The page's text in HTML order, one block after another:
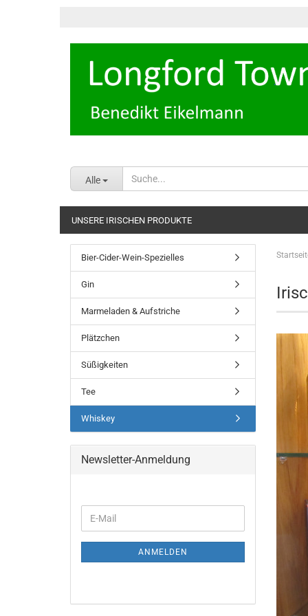
Alle
UNSERE IRISCHEN PRODUKTE
Bier-Cider-Wein-Spezielles
Gin
Marmeladen & Aufstriche
Plätzchen
Süßigkeiten
Tee
Whiskey
Newsletter-Anmeldung
ZUR
ANMELDUNG
E-
Mail
ANMELDEN